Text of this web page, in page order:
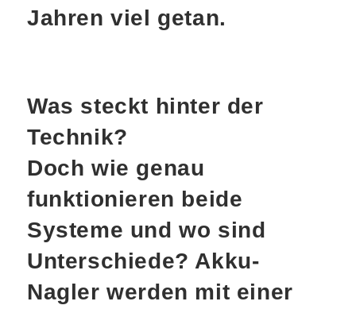
Jahren viel getan.
Was steckt hinter der
Technik?
Doch wie genau
funktionieren beide
Systeme und wo sind
Unterschiede? Akku-
Nagler werden mit einer